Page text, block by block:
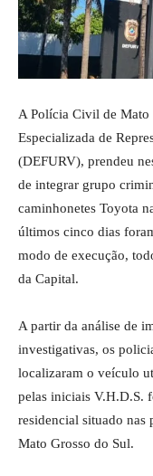
A Polícia Civil de Mato
Especializada de
(DEFURV), prendeu
de integrar grupo
caminhonetes Toyota
últimos cinco dias
modo de execução,
da Capital.
A partir da análise de
investigativas, os
localizaram o veículo
pelas iniciais V.H.D.S.
residencial situado nas
Mato Grosso do Sul.